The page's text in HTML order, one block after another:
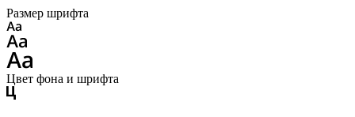
Размер шрифта
Цвет фона и шрифта